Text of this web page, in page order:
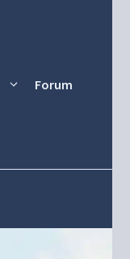
Forum